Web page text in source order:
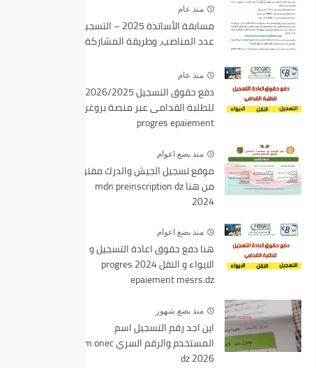
منذ عام
مسابقة الأساتذة 2025 – التسجيل،
عدد المناصب، وطريقة المشاركة
منذ عام
دفع حقوق التسجيل 2026/2025
للطلبة القدامى عبر منصة بروغرس
progres epaiement
منذ بضع اعوام
موقع تسجيل الجيش والدرك مفتوح
من هنا mdn preinscription dz
2024
منذ بضع اعوام
هنا دفع حقوق اعادة التسجيل و
الايواء و النقل 2024 progres
epaiement mesrs.dz
منذ بضع شهور
اين اجد رقم التسجيل اسم
المستخدم والرقم السري bem onec
dz 2026